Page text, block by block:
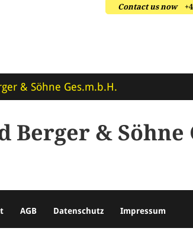
Contact us now
& Söhne Ges.m.b.H.
Berger & Söhne
AGB Datenschutz Impressum